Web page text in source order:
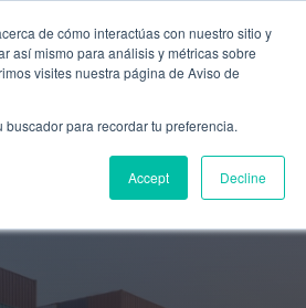
de cómo interactúas con nuestro sitio y
así mismo para análisis y métricas sobre
visites nuestra página de Aviso de
para recordar tu preferencia.
Accept Decline